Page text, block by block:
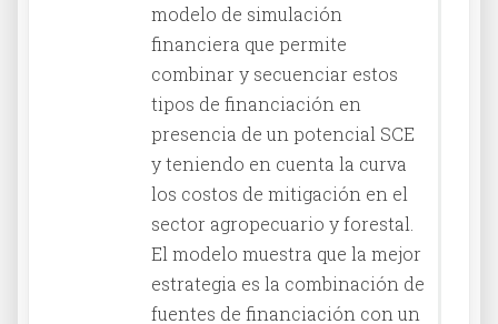
modelo de simulación
financiera que permite
combinar y secuenciar estos
tipos de financiación en
presencia de un potencial SCE
y teniendo en cuenta la curva
los costos de mitigación en el
sector agropecuario y forestal.
El modelo muestra que la mejor
estrategia es la combinación de
fuentes de financiación con un